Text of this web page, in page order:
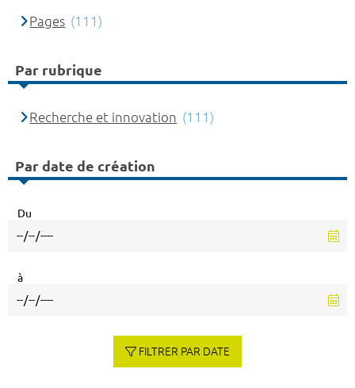
Pages (111)
Par rubrique
Recherche et innovation (111)
Par date de création
Du
à
FILTRER PAR DATE